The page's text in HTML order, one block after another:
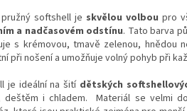
softshell je skvělou volbou pro
a nadčasovém odstínu. Tato barva
s krémovou, tmavě zelenou, hnědou
při nošení a umožňuje volný pohyb při
je ideální na šití dětských
deštěm i chladem. Materiál se velmi